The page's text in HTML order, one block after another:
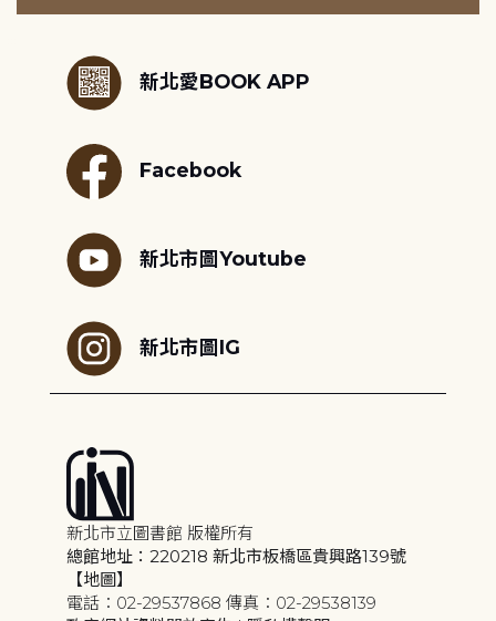
新北愛BOOK APP
Facebook
新北市圖Youtube
新北市圖IG
新北市立圖書館 版權所有
總館地址：220218 新北市板橋區貴興路139號
【地圖】
電話：02-29537868 傳真：02-29538139